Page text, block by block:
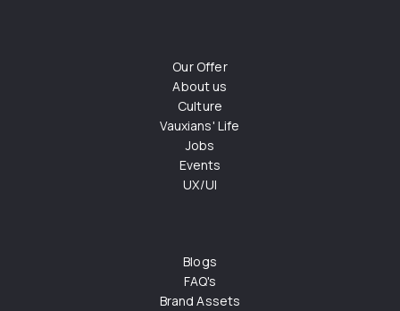
Our Offer
About us
Culture
Vauxians' Life
Jobs
Events
UX/UI
Blogs
FAQ's
Brand Assets